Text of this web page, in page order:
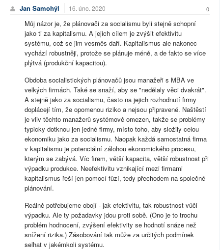
Jan Samohýl 16. úno. 2020 0
Můj názor je, že plánovači za socialismu byli stejně schopní
jako ti za kapitalismu. A jejich cílem je zvýšit efektivitu
systému, což se jim vesměs daří. Kapitalismus ale nakonec
vychází robustněji, protože se plánuje méně, a de fakto se více
plýtvá (produkční kapacitou).
Obdoba socialistických plánovačů jsou manažeři s MBA ve
velkých firmách. Také se snaží, aby se "nedělaly věci dvakrát".
A stejně jako za socialismu, často na jejich rozhodnutí firmy
doplácejí tím, že opomenou riziko a nejsou připravené. Naštěstí
je vliv těchto manažerů systémově omezen, takže se problémy
typicky dotknou jen jedné firmy, místo toho, aby složily celou
ekonomiku jako za socialismu. Naopak každá samostatná firma
v kapitalismu je potenciální zálohou ekonomického procesu,
kterým se zabývá. Víc firem, větší kapacita, větší robustnost při
výpadku produkce. Neefektivitu vznikající mezi firmami
kapitalismus řeší jen pomocí fůzí, tedy přechodem na společné
plánování.
Reálně potřebujeme obojí - jak efektivitu, tak robustnost vůči
výpadku. Ale ty požadavky jdou proti sobě. (Ono je to trochu
problém hodnocení, zvýšení efektivity se hodnotí snáze než
snížení rizika.) Zásobování tak může za určitých podmínek
selhat v jakémkoli systému.